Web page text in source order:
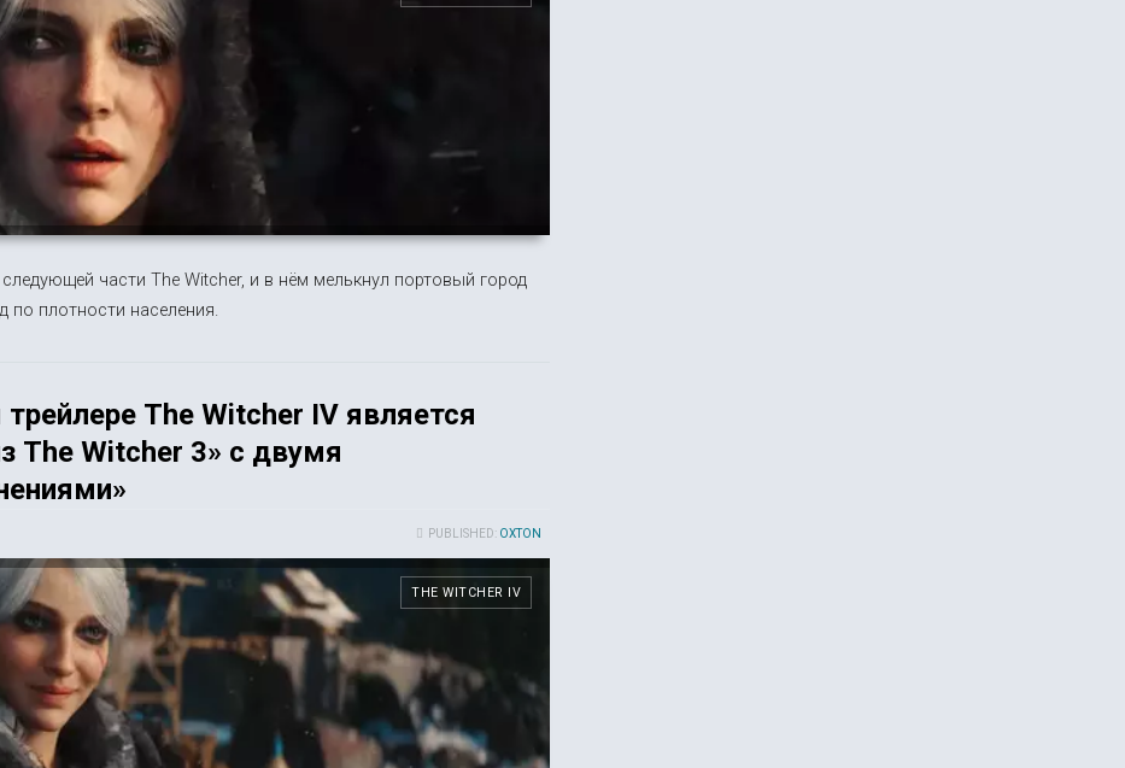
части The Witcher, и в нём мелькнул портовый город
по плотности населения.
The Witcher IV является
The Witcher 3» с двумя
PUBLISHED: OXTON
THE WITCHER IV